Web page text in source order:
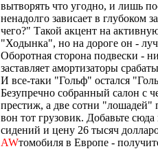
вытворять что угодно, и лишь
ненадолго зависает в
чего?" Такой акцент на
"Ходынка", но на дороге он -
Оборотная сторона подвески -
заставляет амортизаторы
И все-таки "Гольф" остался
Безупречно собранный салон с
престиж, а две сотни "лошадей"
вон тот грузовик. Добавьте
сидений и цену 26 тысяч
AWтомобиля в Европе -